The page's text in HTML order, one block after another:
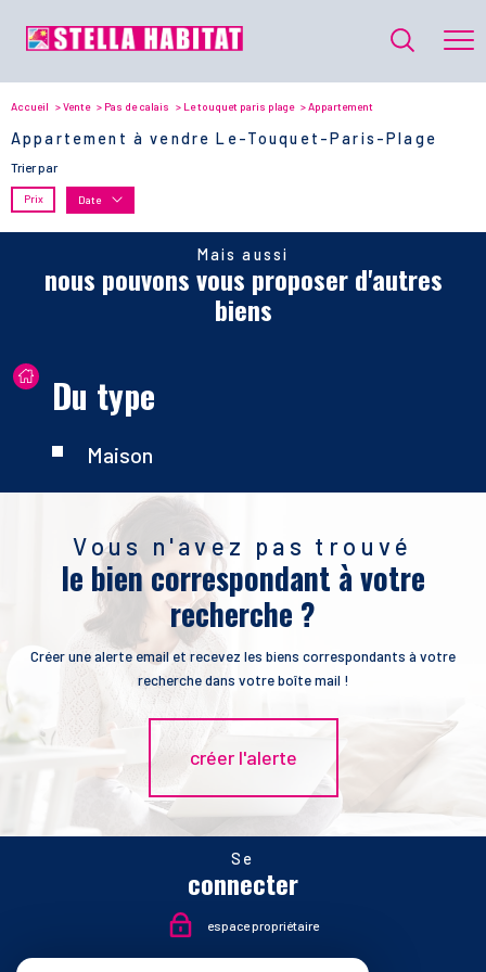
Accueil Vente Pas de calais Le touquet paris plage Appartement
Appartement à vendre Le-Touquet-Paris-Plage
Trier par
Prix Date
Mais aussi
nous pouvons vous proposer d'autres
biens
Du type
Maison
Vous n'avez pas trouvé
le bien correspondant à votre
recherche ?
Créer une alerte email et recevez les biens correspondants à votre
recherche dans votre boîte mail !
créer l'alerte
Se
connecter
espace propriétaire